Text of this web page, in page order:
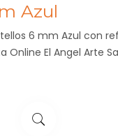
Azul
6 mm Azul con
El Angel Arte